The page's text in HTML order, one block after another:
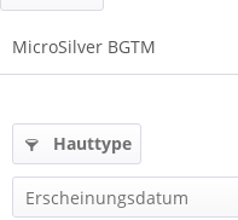
MicroSilver BGTM
Hauttype
und mehr